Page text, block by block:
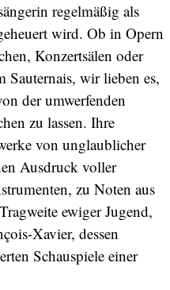
regelmäßig als
wird. Ob in Opern
Konzertsälen oder
wir lieben es,
der umwerfenden
zu lassen. Ihre
von unglaublicher
Ausdruck voller
zu Noten aus
ewiger Jugend,
Xavier, dessen
Schauspiele einer